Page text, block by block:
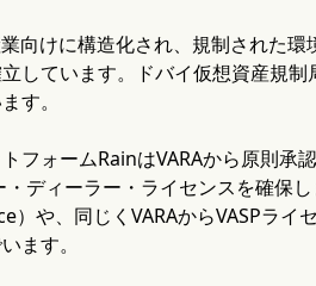
向けに構造化され、規制された
しています。ドバイ仮想資産規
す。
フォームRainはVARAから原則
ディーラー・ライセンスを確保
）や、同じくVARAからVASPラ
ます。